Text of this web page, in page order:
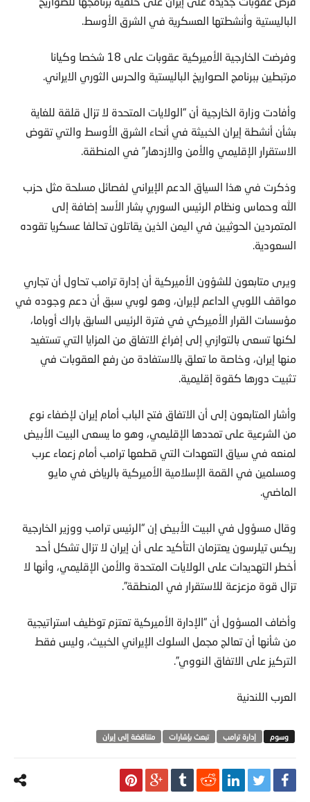
الباليستية وأنشطتها العسكرية في الشرق الأوسط.
وفرضت الخارجية الأميركية عقوبات على 18 شخصا وكيانا
مرتبطين ببرنامج الصواريخ الباليستية والحرس الثوري الايراني.
وأفادت وزارة الخارجية أن “الولايات المتحدة لا تزال قلقة للغاية
بشأن أنشطة إيران الخبيثة في أنحاء الشرق الأوسط والتي تقوض
الاستقرار الإقليمي والأمن والازدهار” في المنطقة.
وذكرت في هذا السياق الدعم الإيراني لفصائل مسلحة مثل حزب
الله وحماس ونظام الرئيس السوري بشار الأسد إضافة إلى
المتمردين الحوثيين في اليمن الذين يقاتلون تحالفا عسكريا تقوده
السعودية.
ويرى متابعون للشؤون الأميركية أن إدارة ترامب تحاول أن تجاري
مواقف اللوبي الداعم لإيران، وهو لوبي سبق أن دعم وجوده في
مؤسسات القرار الأميركي في فترة الرئيس السابق باراك أوباما،
لكنها تسعى بالتوازي إلى إفراغ الاتفاق من المزايا التي تستفيد
منها إيران، وخاصة ما تعلق بالاستفادة من رفع العقوبات في
تثبيت دورها كقوة إقليمية.
وأشار المتابعون إلى أن الاتفاق فتح الباب أمام إيران لإضفاء نوع
من الشرعية على تمددها الإقليمي، وهو ما يسعى البيت الأبيض
لمنعه في سياق التعهدات التي قطعها ترامب أمام زعماء عرب
ومسلمين في القمة الإسلامية الأميركية بالرياض في مايو
الماضي.
وقال مسؤول في البيت الأبيض إن “الرئيس ترامب ووزير الخارجية
ريكس تيلرسون يعتزمان التأكيد على أن إيران لا تزال تشكل أحد
أخطر التهديدات على الولايات المتحدة والأمن الإقليمي، وأنها لا
تزال قوة مزعزعة للاستقرار في المنطقة”.
وأضاف المسؤول أن “الإدارة الأميركية تعتزم توظيف استراتيجية
من شأنها أن تعالج مجمل السلوك الإيراني الخبيث، وليس فقط
التركيز على الاتفاق النووي”.
العرب اللندنية
إدارة ترامب تبعث بإشارات متناقضة إلى إيران